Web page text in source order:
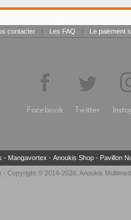
contacter | Les FAQ | Le paiement
Facebook Twitter
- Mangavortex - Anoukis Shop- Pavillon
- Copyright © 2014-2026, Anoukis